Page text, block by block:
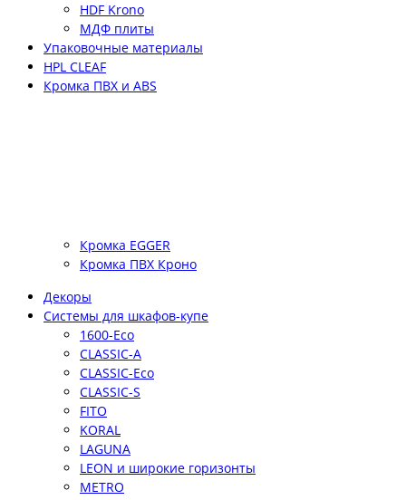
HDF Krono
МДФ плиты
Упаковочные материалы
HPL CLEAF
Кромка ПВХ и ABS
Кромка EGGER
Кромка ПВХ Кроно
Декоры
Системы для шкафов-купе
1600-Eco
CLASSIC-A
CLASSIC-Eco
CLASSIC-S
FITO
KORAL
LAGUNA
LEON и широкие горизонты
METRO